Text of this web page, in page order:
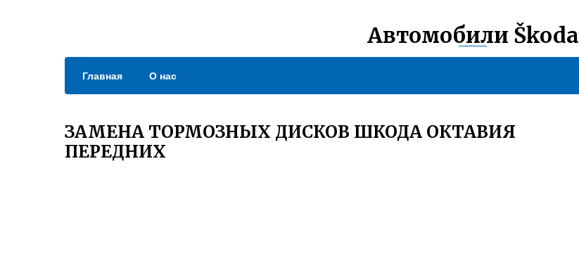
Автомобили Škoda
Главная О нас
ЗАМЕНА ТОРМОЗНЫХ ДИСКОВ ШКОДА ОКТАВИЯ
ПЕРЕДНИХ